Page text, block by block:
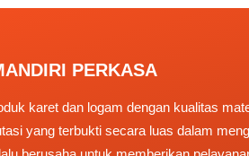
PERKASA
karet dan logam dengan kualitas
yang terbukti secara luas dalam